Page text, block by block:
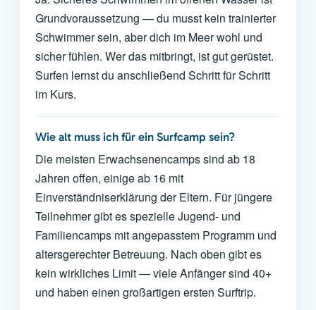
Grundvoraussetzung — du musst kein trainierter
Schwimmer sein, aber dich im Meer wohl und
sicher fühlen. Wer das mitbringt, ist gut gerüstet.
Surfen lernst du anschließend Schritt für Schritt
im Kurs.
Wie alt muss ich für ein Surfcamp sein?
Die meisten Erwachsenencamps sind ab 18
Jahren offen, einige ab 16 mit
Einverständniserklärung der Eltern. Für jüngere
Teilnehmer gibt es spezielle Jugend- und
Familiencamps mit angepasstem Programm und
altersgerechter Betreuung. Nach oben gibt es
kein wirkliches Limit — viele Anfänger sind 40+
und haben einen großartigen ersten Surftrip.